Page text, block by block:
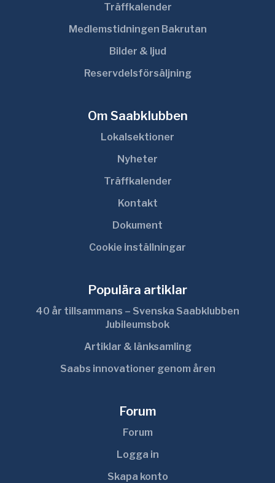
Träffkalender
Medlemstidningen Bakrutan
Bilder & ljud
Reservdelsförsäljning
Om Saabklubben
Lokalsektioner
Nyheter
Träffkalender
Kontakt
Dokument
Cookie inställningar
Populära artiklar
40 år tillsammans – Svenska Saabklubben
Jubileumsbok
Artiklar & länksamling
Saabs innovationer genom åren
Forum
Forum
Logga in
Skapa konto